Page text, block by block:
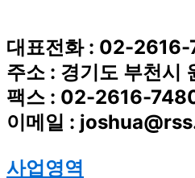
대표전화 : 02-
주소 : 경기도 부천시
팩스 : 02-2616-
이메일 :
사업영역